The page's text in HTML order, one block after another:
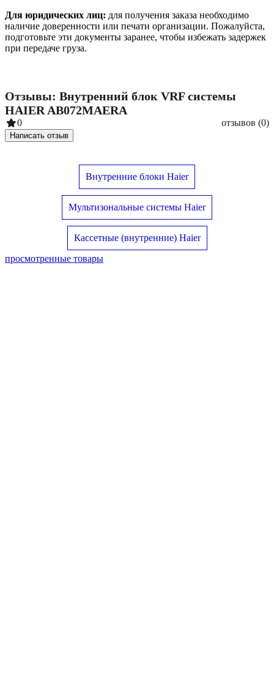
Для юридических лиц: для получения заказа необходимо
наличие доверенности или печати организации. Пожалуйста,
подготовьте эти документы заранее, чтобы избежать задержек
при передаче груза.
Отзывы: Внутренний блок VRF системы
HAIER AB072MAERA
0 отзывов (0)
Написать отзыв
Внутренние блоки Haier
Мультизональные системы Haier
Кассетные (внутренние) Haier
просмотренные товары